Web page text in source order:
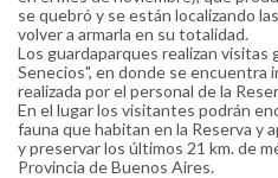
se quebró y se están localizando
volver a armarla en su totalidad.
Los guardaparques realizan visitas
Senecios", en donde se encuentra
realizada por el personal de la
En el lugar los visitantes podrán
fauna que habitan en la Reserva y
y preservar los últimos 21 km. de
Provincia de Buenos Aires.